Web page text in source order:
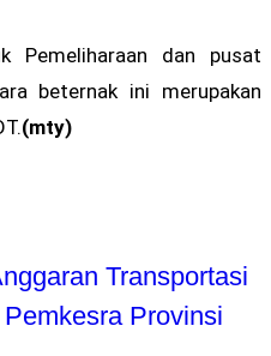
Pemeliharaan dan pusat
beternak ini merupakan
(mty)
Transportasi
Provinsi